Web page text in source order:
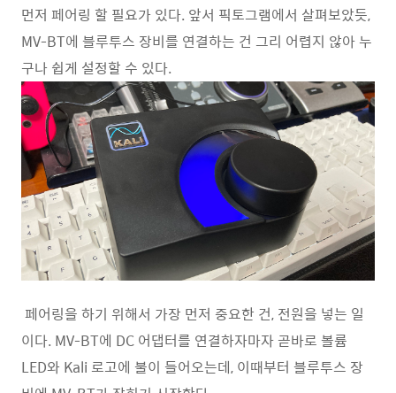
먼저 페어링 할 필요가 있다. 앞서 픽토그램에서 살펴보았듯,
MV-BT에 블루투스 장비를 연결하는 건 그리 어렵지 않아 누
구나 쉽게 설정할 수 있다.
페어링을 하기 위해서 가장 먼저 중요한 건, 전원을 넣는 일
이다. MV-BT에 DC 어댑터를 연결하자마자 곧바로 볼륨
LED와 Kali 로고에 불이 들어오는데, 이때부터 블루투스 장